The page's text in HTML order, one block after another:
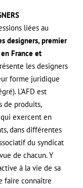
liées au
designers, premier
France et
les designers
forme juridique
L’AFD est
de produits,
qui exercent en
dans différentes
du syndicat
de chacun. Y
à la vie de sa
faire connaître